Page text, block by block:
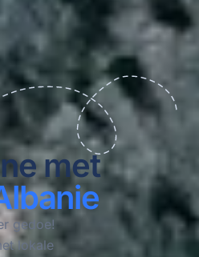
met
gedoe!
lokale